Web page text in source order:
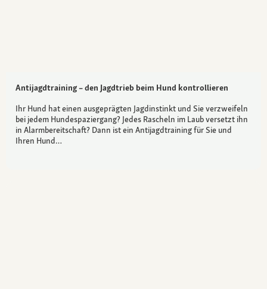
Antijagdtraining – den Jagdtrieb beim Hund kontrollieren
Ihr Hund hat einen ausgeprägten Jagdinstinkt und Sie verzweifeln
bei jedem Hundespaziergang? Jedes Rascheln im Laub versetzt ihn
in Alarmbereitschaft? Dann ist ein Antijagdtraining für Sie und
Ihren Hund…